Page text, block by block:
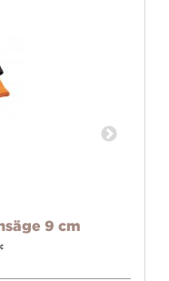
9 cm